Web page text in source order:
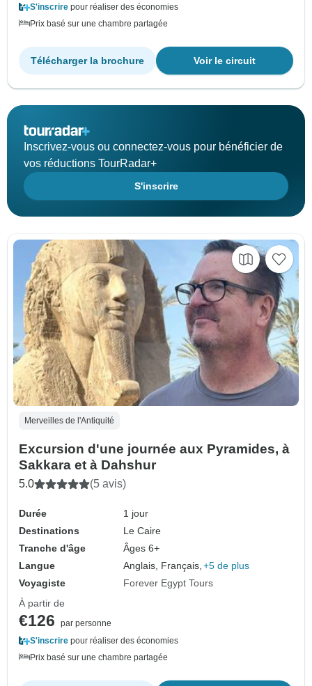
S'inscrire pour réaliser des économies
Prix basé sur une chambre partagée
Voir le circuit
Télécharger la brochure
Inscrivez-vous ou connectez-vous pour bénéficier de
vos réductions TourRadar+
S'inscrire
Merveilles de l'Antiquité
Excursion d'une journée aux Pyramides, à
Sakkara et à Dahshur
5.0 (5 avis)
Durée
1 jour
Destinations
Le Caire
Tranche d'âge
Âges 6+
Langue
Anglais, Français, +5 de plus
Voyagiste
Forever Egypt Tours
À partir de
€126
par personne
S'inscrire pour réaliser des économies
Prix basé sur une chambre partagée